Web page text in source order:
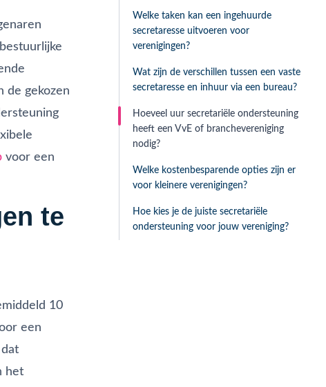
de gekozen
voor een
te
10
een
het
Welke taken kan een ingehuurde
secretaresse uitvoeren voor
verenigingen?
Wat zijn de verschillen tussen een vaste
secretaresse en inhuur via een bureau?
Hoeveel uur secretariële ondersteuning
heeft een VvE of branchevereniging
nodig?
Welke kostenbesparende opties zijn er
voor kleinere verenigingen?
Hoe kies je de juiste secretariële
ondersteuning voor jouw vereniging?